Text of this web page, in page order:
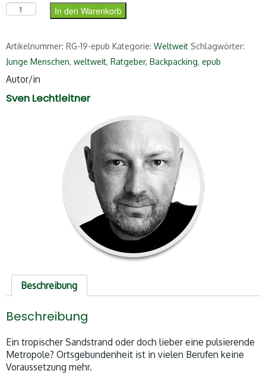
Arbeiten weltweit (ePUB) Menge
In den Warenkorb
Artikelnummer: RG-19-epub Kategorie: Weltweit Schlagwörter:
Junge Menschen, weltweit, Ratgeber, Backpacking, epub
Autor/in
Sven Lechtleitner
Beschreibung
Beschreibung
Ein tropischer Sandstrand oder doch lieber eine pulsierende
Metropole? Ortsgebundenheit ist in vielen Berufen keine
Voraussetzung mehr.